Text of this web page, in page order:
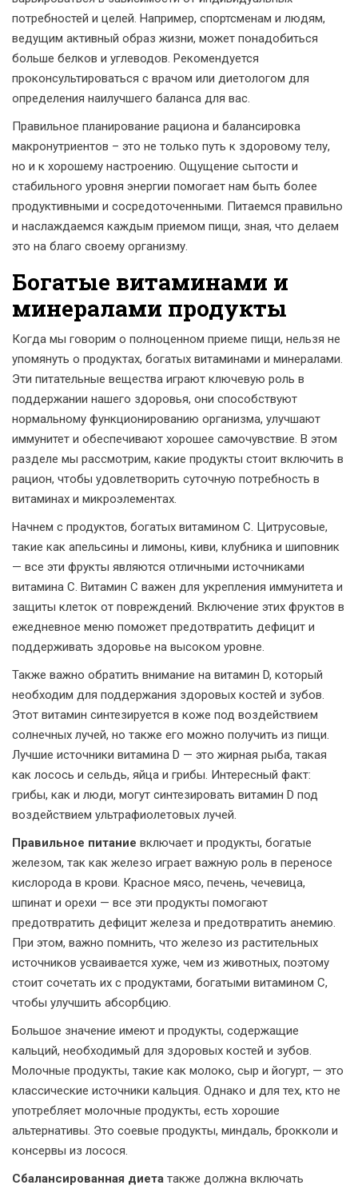
потребностей и целей. Например, спортсменам и людям,
ведущим активный образ жизни, может понадобиться
больше белков и углеводов. Рекомендуется
проконсультироваться с врачом или диетологом для
определения наилучшего баланса для вас.
Правильное планирование рациона и балансировка
макронутриентов – это не только путь к здоровому телу,
но и к хорошему настроению. Ощущение сытости и
стабильного уровня энергии помогает нам быть более
продуктивными и сосредоточенными. Питаемся правильно
и наслаждаемся каждым приемом пищи, зная, что делаем
это на благо своему организму.
Богатые витаминами и
минералами продукты
Когда мы говорим о полноценном приеме пищи, нельзя не
упомянуть о продуктах, богатых витаминами и минералами.
Эти питательные вещества играют ключевую роль в
поддержании нашего здоровья, они способствуют
нормальному функционированию организма, улучшают
иммунитет и обеспечивают хорошее самочувствие. В этом
разделе мы рассмотрим, какие продукты стоит включить в
рацион, чтобы удовлетворить суточную потребность в
витаминах и микроэлементах.
Начнем с продуктов, богатых витамином С. Цитрусовые,
такие как апельсины и лимоны, киви, клубника и шиповник
— все эти фрукты являются отличными источниками
витамина С. Витамин С важен для укрепления иммунитета и
защиты клеток от повреждений. Включение этих фруктов в
ежедневное меню поможет предотвратить дефицит и
поддерживать здоровье на высоком уровне.
Также важно обратить внимание на витамин D, который
необходим для поддержания здоровых костей и зубов.
Этот витамин синтезируется в коже под воздействием
солнечных лучей, но также его можно получить из пищи.
Лучшие источники витамина D — это жирная рыба, такая
как лосось и сельдь, яйца и грибы. Интересный факт:
грибы, как и люди, могут синтезировать витамин D под
воздействием ультрафиолетовых лучей.
Правильное питание включает и продукты, богатые
железом, так как железо играет важную роль в переносе
кислорода в крови. Красное мясо, печень, чечевица,
шпинат и орехи — все эти продукты помогают
предотвратить дефицит железа и предотвратить анемию.
При этом, важно помнить, что железо из растительных
источников усваивается хуже, чем из животных, поэтому
стоит сочетать их с продуктами, богатыми витамином С,
чтобы улучшить абсорбцию.
Большое значение имеют и продукты, содержащие
кальций, необходимый для здоровых костей и зубов.
Молочные продукты, такие как молоко, сыр и йогурт, — это
классические источники кальция. Однако и для тех, кто не
употребляет молочные продукты, есть хорошие
альтернативы. Это соевые продукты, миндаль, брокколи и
консервы из лосося.
Сбалансированная диета также должна включать